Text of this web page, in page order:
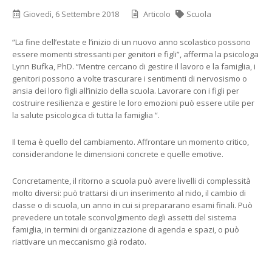
Giovedì, 6 Settembre 2018 Articolo Scuola
“La fine dell’estate e l’inizio di un nuovo anno scolastico possono
essere momenti stressanti per genitori e figli”, afferma la psicologa
Lynn Bufka, PhD. “Mentre cercano di gestire il lavoro e la famiglia, i
genitori possono a volte trascurare i sentimenti di nervosismo o
ansia dei loro figli all’inizio della scuola. Lavorare con i figli per
costruire resilienza e gestire le loro emozioni può essere utile per
la salute psicologica di tutta la famiglia “.
Il tema è quello del cambiamento. Affrontare un momento critico,
considerandone le dimensioni concrete e quelle emotive.
Concretamente, il ritorno a scuola può avere livelli di complessità
molto diversi: può trattarsi di un inserimento al nido, il cambio di
classe o di scuola, un anno in cui si prepararano esami finali. Può
prevedere un totale sconvolgimento degli assetti del sistema
famiglia, in termini di organizzazione di agenda e spazi, o può
riattivare un meccanismo già rodato.